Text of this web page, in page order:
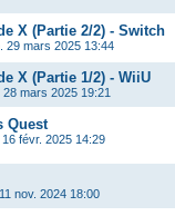
X (Partie 2/2) - Switch
29 mars 2025 13:44
X (Partie 1/2) - WiiU
28 mars 2025 19:21
Quest
16 févr. 2025 14:29
nov. 2024 18:00